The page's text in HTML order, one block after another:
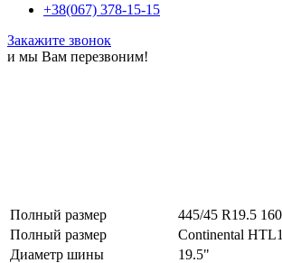
+38(067) 378-15-15
Закажите звонок
и мы Вам перезвоним!
Полный размер
445/45 R19.5
Полный размер
Continental HTL1
Диаметр шины
19.5"